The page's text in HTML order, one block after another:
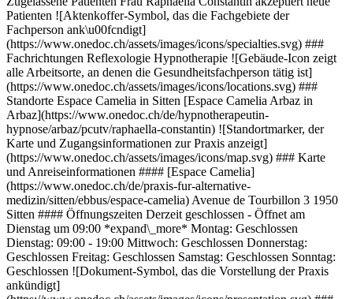
Patienten ![Aktenkoffer-Symbol, das die Fachgebiete der
Fachperson ank\u00fcndigt]
(https://www.onedoc.ch/assets/images/icons/specialties.svg) ###
Fachrichtungen Reflexologie Hypnotherapie ![Gebäude-Icon zeigt
alle Arbeitsorte, an denen die Gesundheitsfachperson tätig ist]
(https://www.onedoc.ch/assets/images/icons/locations.svg) ###
Standorte Espace Camelia in Sitten [Espace Camelia Arbaz in
Arbaz](https://www.onedoc.ch/de/hypnotherapeutin-
hypnose/arbaz/pcutv/raphaella-constantin) ![Standortmarker, der
Karte und Zugangsinformationen zur Praxis anzeigt]
(https://www.onedoc.ch/assets/images/icons/map.svg) ### Karte
und Anreiseinformationen #### [Espace Camelia]
(https://www.onedoc.ch/de/praxis-fur-alternative-
medizin/sitten/ebbus/espace-camelia) Avenue de Tourbillon 3 1950
Sitten #### Öffnungszeiten Derzeit geschlossen - Öffnet am
Dienstag um 09:00 *expand\_more* Montag: Geschlossen
Dienstag: 09:00 - 19:00 Mittwoch: Geschlossen Donnerstag:
Geschlossen Freitag: Geschlossen Samstag: Geschlossen Sonntag:
Geschlossen ![Dokument-Symbol, das die Vorstellung der Praxis
ankündigt]